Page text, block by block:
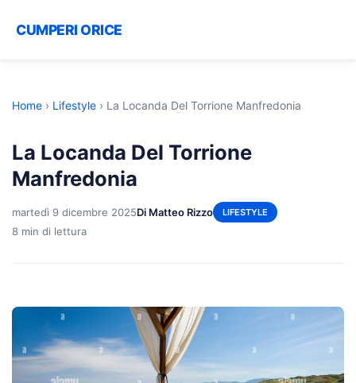
CUMPERI ORICE
Home › Lifestyle › La Locanda Del Torrione Manfredonia
La Locanda Del Torrione
Manfredonia
martedì 9 dicembre 2025Di Matteo Rizzo LIFESTYLE
8 min di lettura